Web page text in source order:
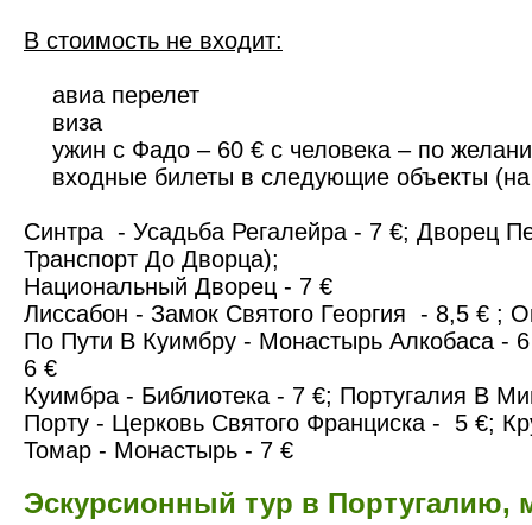
В стоимость не входит:
авиа перелет
виза
ужин с Фадо – 60 € с человека –
входные билеты в следующие объекты (на
Синтра - Усадьба Регалейра - 7 €; Дворец
Транспорт До Дворца);
Национальный Дворец - 7 €
Лиссабон - Замок Святого Георгия - 8,5 € ;
По Пути В Куимбру - Монастырь Алкобаса -
6 €
Куимбра - Библиотека - 7 €; Португалия В
Порту - Церковь Святого Франциска - 5 €;
Томар - Монастырь - 7 €
Эскурсионный тур в Португалию,